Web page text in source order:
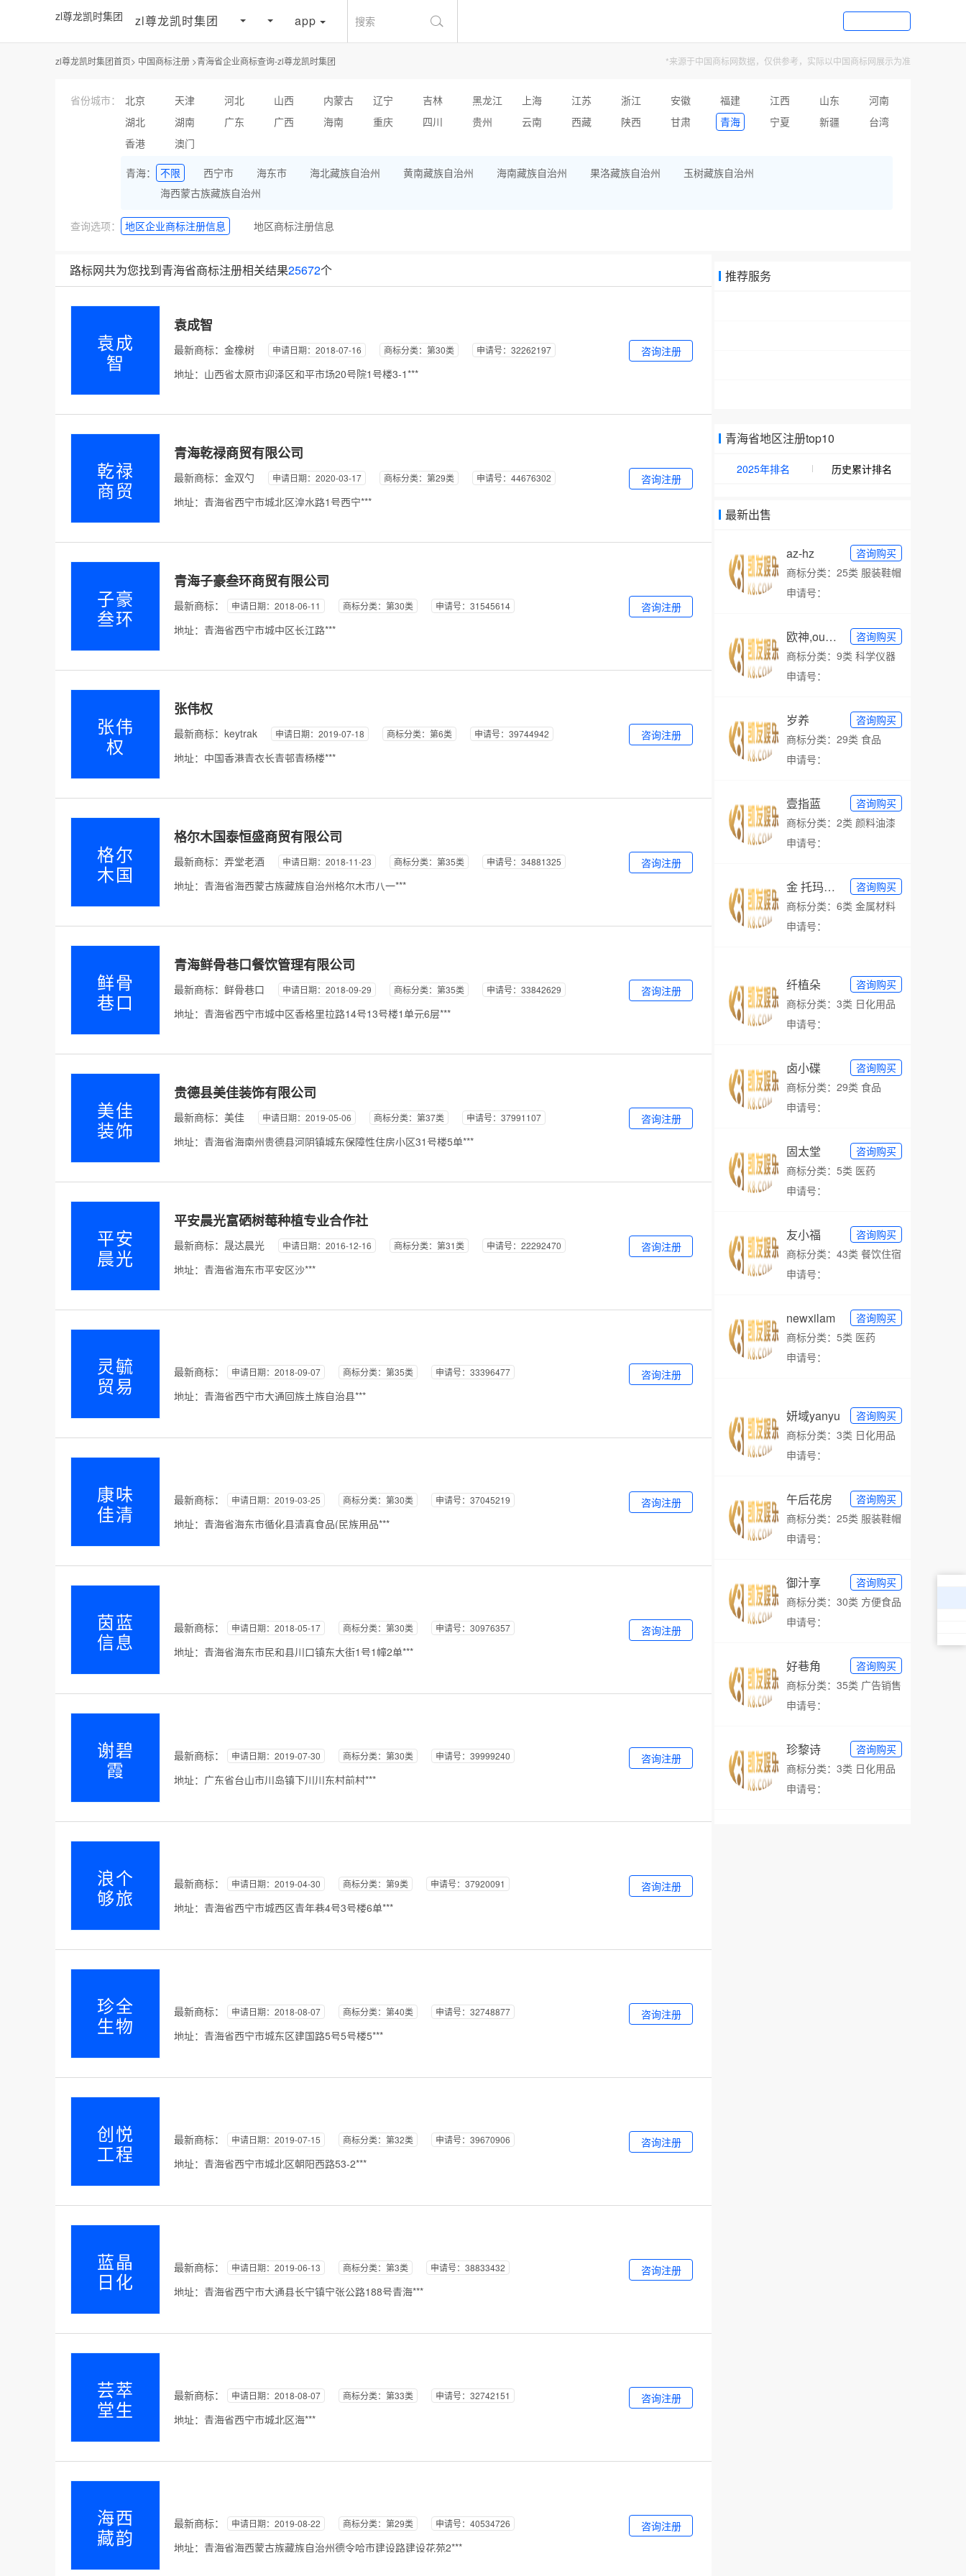
zl尊龙凯时集团 zl尊龙凯时集团 app 搜索
zl尊龙凯时集团首页> 中国商标注册 >青海省企业商标查询-zl尊龙凯时集团 *来源于中国商标网数据，仅供参考，实际以中国商标网展示为准
省份城市： 北京 天津 河北 山西 内蒙古 辽宁 吉林 黑龙江 上海 江苏 浙江 安徽 福建 江西 山东
河南
湖北
湖南 广东 广西 海南 重庆 四川 贵州 云南 西藏 陕西 甘肃 青海 宁夏 新疆
台湾
香港
澳门
青海： 不限 西宁市 海东市 海北藏族自治州 黄南藏族自治州 海南藏族自治州 果洛藏族自治州
玉树藏族自治州
海西蒙古族藏族自治州
查询选项： 地区企业商标注册信息 地区商标注册信息
路标网共为您找到青海省商标注册相关结果25672个
袁成
智
袁成智
最新商标： 金橡树 申请日期：2018-07-16 商标分类：第30类 申请号：32262197
地址：山西省太原市迎泽区和平市场20号院1号楼3-1***
咨询注册
乾禄
商贸
青海乾禄商贸有限公司
最新商标： 金双勺 申请日期：2020-03-17 商标分类：第29类 申请号：44676302
地址：青海省西宁市城北区湟水路1号西宁***
咨询注册
子豪
叁环
青海子豪叁环商贸有限公司
最新商标： 申请日期：2018-06-11 商标分类：第30类 申请号：31545614
地址：青海省西宁市城中区长江路***
咨询注册
张伟
权
张伟权
最新商标： keytrak 申请日期：2019-07-18 商标分类：第6类 申请号：39744942
地址：中国香港青衣长青邨青杨楼***
咨询注册
格尔
木国
格尔木国泰恒盛商贸有限公司
最新商标： 弄堂老酒 申请日期：2018-11-23 商标分类：第35类 申请号：34881325
地址：青海省海西蒙古族藏族自治州格尔木市八一***
咨询注册
鲜骨
巷口
青海鲜骨巷口餐饮管理有限公司
最新商标： 鲜骨巷口 申请日期：2018-09-29 商标分类：第35类 申请号：33842629
地址：青海省西宁市城中区香格里拉路14号13号楼1单元6层***
咨询注册
美佳
装饰
贵德县美佳装饰有限公司
最新商标： 美佳 申请日期：2019-05-06 商标分类：第37类 申请号：37991107
地址：青海省海南州贵德县河阴镇城东保障性住房小区31号楼5单***
咨询注册
平安
晨光
平安晨光富硒树莓种植专业合作社
最新商标： 晟达晨光 申请日期：2016-12-16 商标分类：第31类 申请号：22292470
地址：青海省海东市平安区沙***
咨询注册
灵毓
贸易
最新商标： 申请日期：2018-09-07 商标分类：第35类 申请号：33396477
地址：青海省西宁市大通回族土族自治县***
咨询注册
康味
佳清
最新商标： 申请日期：2019-03-25 商标分类：第30类 申请号：37045219
地址：青海省海东市循化县清真食品(民族用品***
咨询注册
茵蓝
信息
最新商标： 申请日期：2018-05-17 商标分类：第30类 申请号：30976357
地址：青海省海东市民和县川口镇东大街1号1幢2单***
咨询注册
谢碧
霞
最新商标： 申请日期：2019-07-30 商标分类：第30类 申请号：39999240
地址：广东省台山市川岛镇下川川东村前村***
咨询注册
浪个
够旅
最新商标： 申请日期：2019-04-30 商标分类：第9类 申请号：37920091
地址：青海省西宁市城西区青年巷4号3号楼6单***
咨询注册
珍全
生物
最新商标： 申请日期：2018-08-07 商标分类：第40类 申请号：32748877
地址：青海省西宁市城东区建国路5号5号楼5***
咨询注册
创悦
工程
最新商标： 申请日期：2019-07-15 商标分类：第32类 申请号：39670906
地址：青海省西宁市城北区朝阳西路53-2***
咨询注册
蓝晶
日化
最新商标： 申请日期：2019-06-13 商标分类：第3类 申请号：38833432
地址：青海省西宁市大通县长宁镇宁张公路188号青海***
咨询注册
芸萃
堂生
最新商标： 申请日期：2018-08-07 商标分类：第33类 申请号：32742151
地址：青海省西宁市城北区海***
咨询注册
海西
藏韵
最新商标： 申请日期：2019-08-22 商标分类：第29类 申请号：40534726
地址：青海省海西蒙古族藏族自治州德令哈市建设路建设花苑2***
咨询注册
推荐服务
青海省地区注册top10
2025年排名 历史累计排名
最新出售
az-hz
咨询购买
商标分类：25类 服装鞋帽
申请号：
欧神,oushen
咨询购买
商标分类：9类 科学仪器
申请号：
岁养
咨询购买
商标分类：29类 食品
申请号：
壹指蓝
咨询购买
商标分类：2类 颜料油漆
申请号：
金 托玛斯 king thomas
咨询购买
商标分类：6类 金属材料
申请号：
纤植朵
咨询购买
商标分类：3类 日化用品
申请号：
卤小碟
咨询购买
商标分类：29类 食品
申请号：
固太堂
咨询购买
商标分类：5类 医药
申请号：
友小福
咨询购买
商标分类：43类 餐饮住宿
申请号：
newxilam
咨询购买
商标分类：5类 医药
申请号：
妍域yanyu
咨询购买
商标分类：3类 日化用品
申请号：
午后花房
咨询购买
商标分类：25类 服装鞋帽
申请号：
御汁享
咨询购买
商标分类：30类 方便食品
申请号：
好巷角
咨询购买
商标分类：35类 广告销售
申请号：
珍黎诗
咨询购买
商标分类：3类 日化用品
申请号：